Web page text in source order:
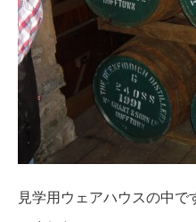
見学用ウェアハウスの中